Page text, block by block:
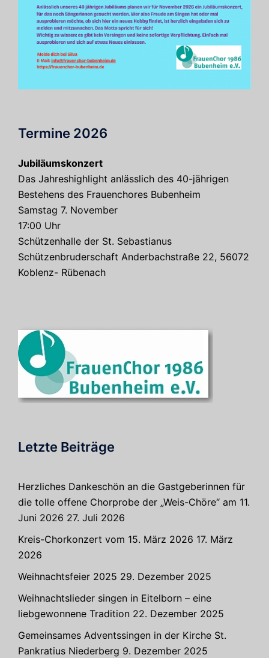
Termine 2026
Jubiläumskonzert
Das Jahreshighlight anlässlich des 40-jährigen
Bestehens des Frauenchores Bubenheim
Samstag 7. November
17:00 Uhr
Schützenhalle der St. Sebastianus
Schützenbruderschaft Anderbachstraße 22, 56072
Koblenz- Rübenach
Letzte Beiträge
Herzliches Dankeschön an die Gastgeberinnen für
die tolle offene Chorprobe der „Weis-Chöre“ am 11.
Juni 2026 27. Juli 2026
Kreis-Chorkonzert vom 15. März 2026 17. März
2026
Weihnachtsfeier 2025 29. Dezember 2025
Weihnachtslieder singen in Eitelborn – eine
liebgewonnene Tradition 22. Dezember 2025
Gemeinsames Adventssingen in der Kirche St.
Pankratius Niederberg 9. Dezember 2025